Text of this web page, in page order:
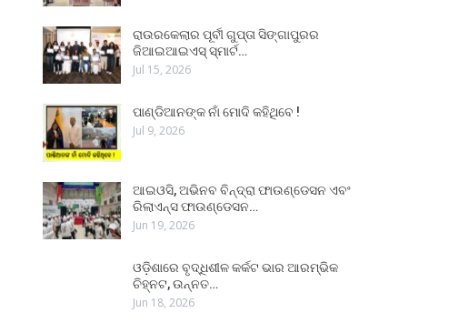
ରାଉରକେଲାର ପୂର୍ବୀ ଗୁପ୍ତା ସିଙ୍ଗାପୁରର
ଜିଆଇଆଇଏସ୍ ସ୍ମାର୍ଟ…
Jul 15, 2026
ପାଣ୍ଡିଆନଙ୍କ ନାଁ ମୋଦି କହିଥିବେ !
Jul 9, 2026
ଆଇଓସି, ଅଭିନବ ବିନ୍ଦ୍ରା ଫାଉଣ୍ଡେସନ ଏବଂ
ରିଲାଏନ୍ସ ଫାଉଣ୍ଡେସନ…
Jun 19, 2026
ଓଡ଼ିଶାରେ ବୃଦ୍ଧିଶୀଳ କର୍କଟ ଭାର ଆରମ୍ଭିକ
ଚିହ୍ନଟ, ଉନ୍ନତ…
Jun 18, 2026